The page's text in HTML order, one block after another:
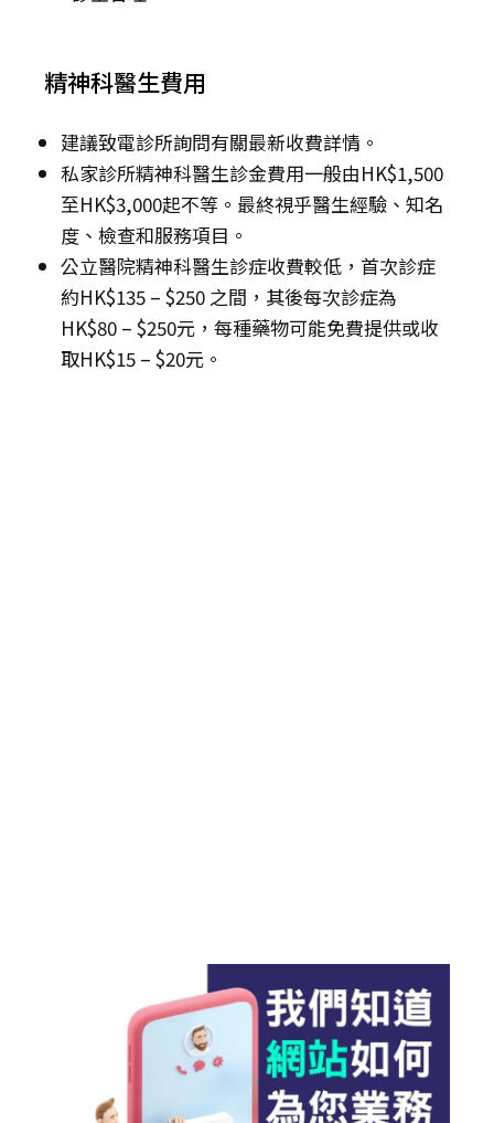
精神科醫生費用
建議致電診所詢問有關最新收費詳情。
私家診所精神科醫生診金費用一般由HK$1,500
至HK$3,000起不等。最終視乎醫生經驗、知名
度、檢查和服務項目。
公立醫院精神科醫生診症收費較低，首次診症
約HK$135 – $250 之間，其後每次診症為
HK$80 – $250元，每種藥物可能免費提供或收
取HK$15 – $20元。